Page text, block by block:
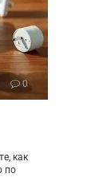
0
как
по